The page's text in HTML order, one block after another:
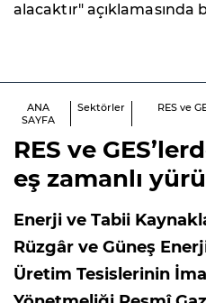
alacaktır" açıklamasında
ANA
SAYFA
Sektörler
RES ve
RES ve
eş zamanlı
Enerji ve Tabii
Rüzgâr ve Güneş
Üretim Tesislerinin